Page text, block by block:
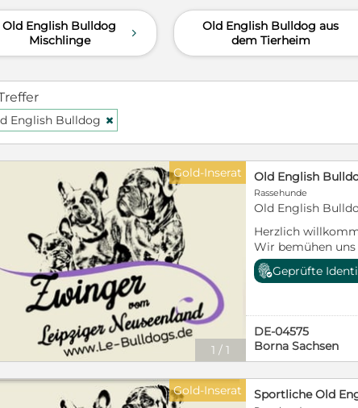
Zuhause schenken und ihr die
braucht. Mir ist wichtiger, dass
kommt, als dass die Vermittlung
Charakter, ihre Gewohnheiten
Old English Bulldog
Mischlinge
d
Old English Bulldog aus
dem Tierheim
English Bulldog H
1 /1
Gold-Inserat
Rassehunde
Old English
Herzlich
Wir bemühen
informative
Meinung sind,
zum lesen!!!
Geprüfte
DE-04575
Borna Sachsen
Gold-Inserat